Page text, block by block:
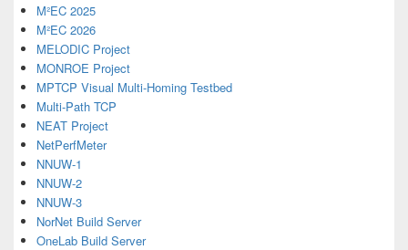
M²EC 2025
M²EC 2026
MELODIC Project
MONROE Project
MPTCP Visual Multi-Homing Testbed
Multi-Path TCP
NEAT Project
NetPerfMeter
NNUW-1
NNUW-2
NNUW-3
NorNet Build Server
OneLab Build Server